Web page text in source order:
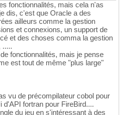
fonctionnalités, mais cela n'as
dis, c'est que Oracle a des
ailleurs comme la gestion
et connexions, un support de
et des choses comma la gestion
.....
fonctionnalités, mais je pense
est tout de même "plus large"
vu de précompilateur cobol pour
d'API fortran pour FireBird....
du jeu en s'intéressant à des